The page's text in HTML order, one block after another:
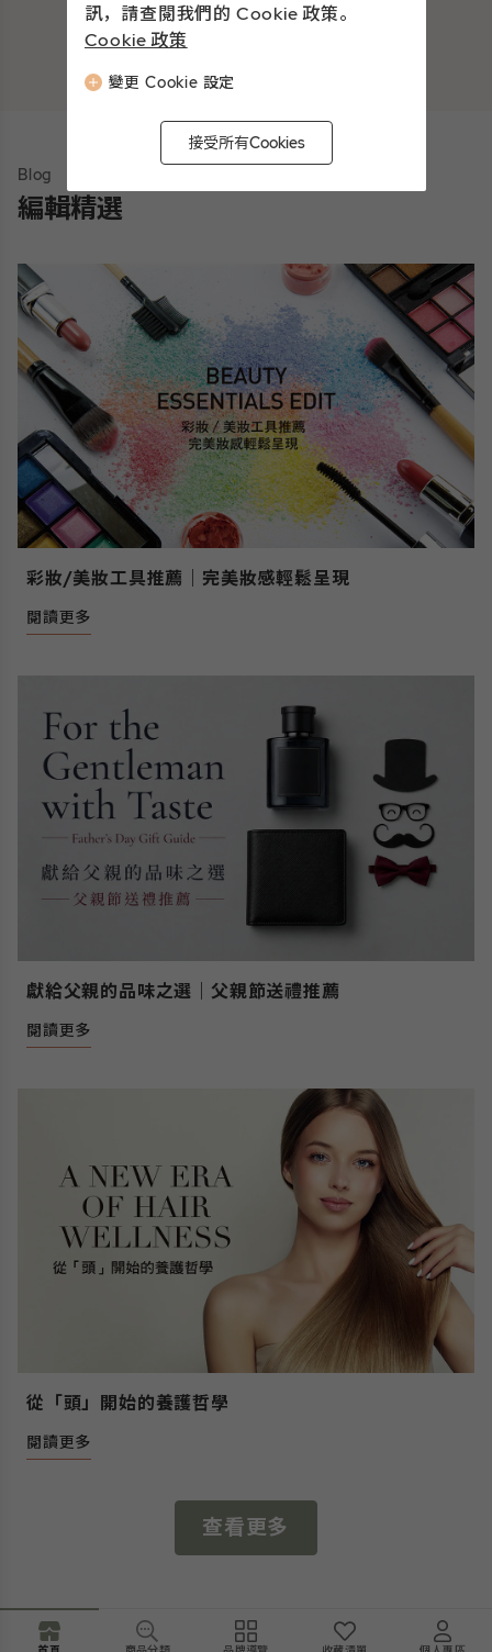
訊，請查閱我們的 Cookie 政策。
Cookie 政策
變更 Cookie 設定
接受所有Cookies
查看更多
Blog
編輯精選
彩妝/美妝工具推薦｜完美妝感輕鬆呈現
閱讀更多
獻給父親的品味之選｜父親節送禮推薦
閱讀更多
從「頭」開始的養護哲學
閱讀更多
查看更多